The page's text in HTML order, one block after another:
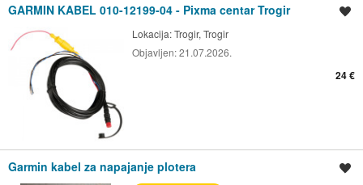
GARMIN KABEL 010-12199-04 - Pixma centar Trogir
Lokacija:Trogir, Trogir
Objavljen:21.07.2026.
24 €
Garmin kabel za napajanje plotera